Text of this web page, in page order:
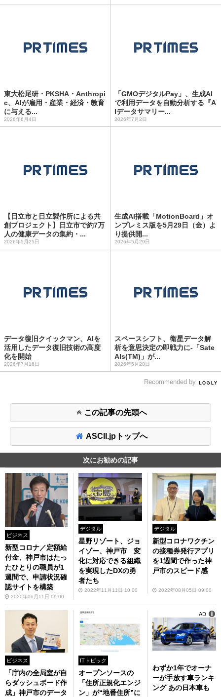
東大松尾研・PKSHA・Anthropi
c、AIが雇用・産業・経済・教育
に与える...
2026年6月4日
「GMOデジタルPay」、生成AI
で利用データを自動分析する『A
Iデータサマリー...
2026年7月2日
【日立市と日立製作所による共
創プロジェクト】日立市で約7万
人の健康データの集約・...
2026年5月25日
生成AI搭載「MotionBoard」オ
ンプレミス版を5月29日（金）よ
り提供開...
2026年5月29日
データ復旧クイックマン、AIを
活用したデータ復旧技術の高度
化を開始
2026年7月16日
スペースシフト、衛星データ解
析を意思決定の即戦力に-「Sate
AIs(TM)」が...
2026年5月20日
Recommended by
この記事の先頭へ
ASCII.jpトップへ
次にお勧めの記事
ビジネス
新型コロナ／定額給
付金、神戸市はたっ
たひとりの職員が1
週間で、申請状況確
認サイトを構築
2020年06月11日 09:00
デジタル
星野リゾート、ジョ
イゾー、神戸市 変
化に対応できる組織
を実現したDXの勇
者たち
2022年11月11日 10:00
デジタル
新型コロナワクチン
の接種券発行アプリ
を1週間で作った神
戸市のスピード感
2022年08月05日 09:00
ビジネス
「庁内の全局室が自
らダッシュボード作
成」神戸市のデータ
ITトピック
オープンソースの
「住所正規化エンジ
ン」が“地番住所”に
わずか1年でオーナ
ーが手放す車ランキ
ング あの日本車も
AD